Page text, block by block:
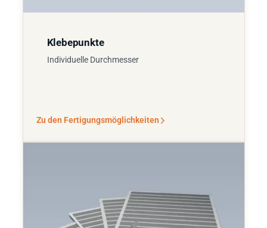
Klebepunkte
Individuelle Durchmesser
Zu den Fertigungsmöglichkeiten